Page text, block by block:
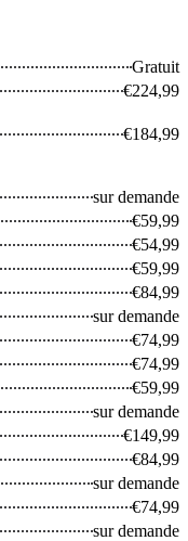
Gratuit
€224,99
€184,99
sur demande
€59,99
€54,99
€59,99
€84,99
sur demande
€74,99
€74,99
€59,99
sur demande
€149,99
€84,99
sur demande
€74,99
sur demande